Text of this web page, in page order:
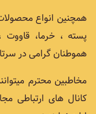
همچنین انواع
پسته ، خرما،
هموطنان گرامی در
مخاطبین محترم
کانال های ارتباطی